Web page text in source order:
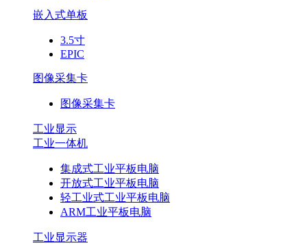
嵌入式单板
3.5寸
EPIC
图像采集卡
图像采集卡
工业显示
工业一体机
集成式工业平板电脑
开放式工业平板电脑
轻工业式工业平板电脑
ARM工业平板电脑
工业显示器